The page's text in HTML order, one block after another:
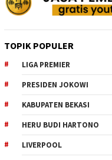
TOPIK POPULER
LIGA PREMIER
PRESIDEN JOKOWI
KABUPATEN BEKASI
HERU BUDI HARTONO
LIVERPOOL